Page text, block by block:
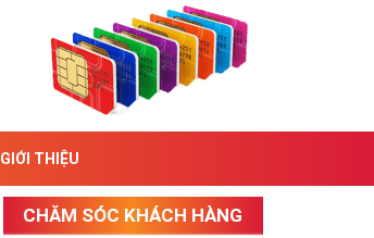
GIỚI THIỆU
CHĂM SÓC KHÁCH HÀNG